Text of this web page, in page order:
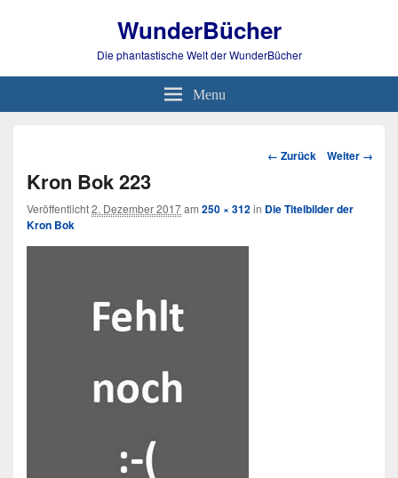
WunderBücher
Die phantastische Welt der WunderBücher
Menu
Bild-
← Zurück Weiter →
Kron Bok 223
Veröffentlicht2. Dezember 2017am 250 × 312in Die Titelbilder der
Kron Bok